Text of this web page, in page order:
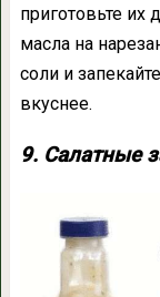
приготовьте
масла на
соли и
вкуснее.
9. Салатные